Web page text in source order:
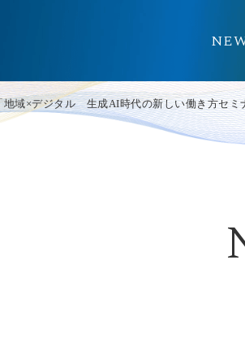
地域×デジタル 生成AI時代の新しい働き方セミ